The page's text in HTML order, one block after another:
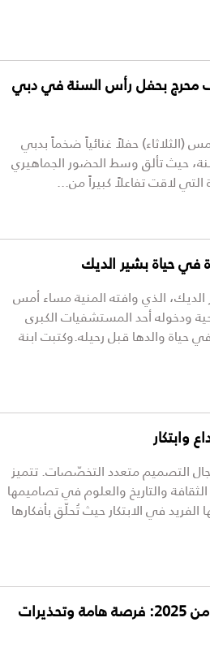
محرج بحفل رأس السنة في دبي
(الثلاثاء) حفلاً غنائياً ضخماً بدبي
حيث تألق وسط الحضور الجماهيري
التي لاقت تفاعلاً كبيراً من...
في حياة بشير الديك
الذي وافته المنية مساء أمس
ودخوله أحد المستشفيات الكبرى
حياة والدها قبل رحيله.وكتبت ابنة
التصميم متعدد التخصّصات. تتميز
والتاريخ والعلوم في تصاميمها
في الابتكار حيث تُحلّق بأفكارها
توقّعات أبراج الشهر الأول من 2025: فرصة هامة وتحذيرات